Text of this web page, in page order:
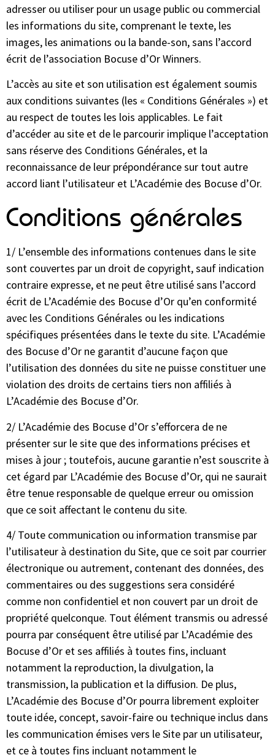
adresser ou utiliser pour un usage public ou commercial
les informations du site, comprenant le texte, les
images, les animations ou la bande-son, sans l’accord
écrit de l’association Bocuse d’Or Winners.
L’accès au site et son utilisation est également soumis
aux conditions suivantes (les « Conditions Générales ») et
au respect de toutes les lois applicables. Le fait
d’accéder au site et de le parcourir implique l’acceptation
sans réserve des Conditions Générales, et la
reconnaissance de leur prépondérance sur tout autre
accord liant l’utilisateur et L’Académie des Bocuse d’Or.
Conditions générales
1/ L’ensemble des informations contenues dans le site
sont couvertes par un droit de copyright, sauf indication
contraire expresse, et ne peut être utilisé sans l’accord
écrit de L’Académie des Bocuse d’Or qu’en conformité
avec les Conditions Générales ou les indications
spécifiques présentées dans le texte du site. L’Académie
des Bocuse d’Or ne garantit d’aucune façon que
l’utilisation des données du site ne puisse constituer une
violation des droits de certains tiers non affiliés à
L’Académie des Bocuse d’Or.
2/ L’Académie des Bocuse d’Or s’efforcera de ne
présenter sur le site que des informations précises et
mises à jour ; toutefois, aucune garantie n’est souscrite à
cet égard par L’Académie des Bocuse d’Or, qui ne saurait
être tenue responsable de quelque erreur ou omission
que ce soit affectant le contenu du site.
4/ Toute communication ou information transmise par
l’utilisateur à destination du Site, que ce soit par courrier
électronique ou autrement, contenant des données, des
commentaires ou des suggestions sera considéré
comme non confidentiel et non couvert par un droit de
propriété quelconque. Tout élément transmis ou adressé
pourra par conséquent être utilisé par L’Académie des
Bocuse d’Or et ses affiliés à toutes fins, incluant
notamment la reproduction, la divulgation, la
transmission, la publication et la diffusion. De plus,
L’Académie des Bocuse d’Or pourra librement exploiter
toute idée, concept, savoir-faire ou technique inclus dans
les communication émises vers le Site par un utilisateur,
et ce à toutes fins incluant notamment le